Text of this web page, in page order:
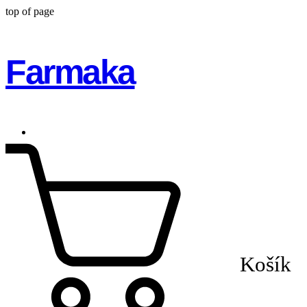
top of page
Farmaka
Košík